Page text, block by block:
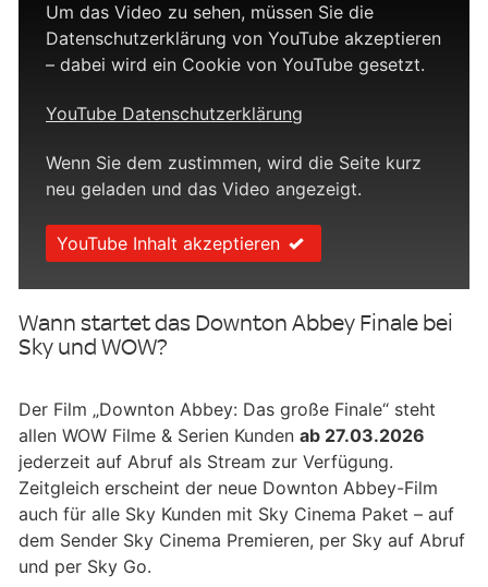
Um das Video zu sehen, müssen Sie die
Datenschutzerklärung von YouTube akzeptieren
– dabei wird ein Cookie von YouTube gesetzt.
YouTube Datenschutzerklärung
Wenn Sie dem zustimmen, wird die Seite kurz
neu geladen und das Video angezeigt.
YouTube Inhalt akzeptieren
Wann startet das Downton Abbey Finale bei
Sky und WOW?
Der Film „Downton Abbey: Das große Finale“ steht
allen WOW Filme & Serien Kunden ab 27.03.2026
jederzeit auf Abruf als Stream zur Verfügung.
Zeitgleich erscheint der neue Downton Abbey-Film
auch für alle Sky Kunden mit Sky Cinema Paket – auf
dem Sender Sky Cinema Premieren, per Sky auf Abruf
und per Sky Go.